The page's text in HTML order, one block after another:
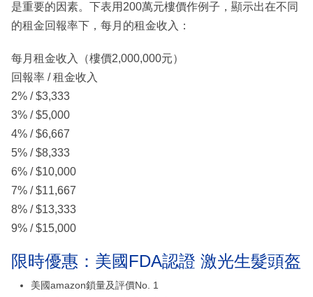
是重要的因素。下表用200萬元樓價作例子，顯示出在不同
的租金回報率下，每月的租金收入：
每月租金收入（樓價2,000,000元）
回報率 / 租金收入
2% / $3,333
3% / $5,000
4% / $6,667
5% / $8,333
6% / $10,000
7% / $11,667
8% / $13,333
9% / $15,000
限時優惠：美國FDA認證 激光生髮頭盔
美國amazon鎖量及評價No. 1